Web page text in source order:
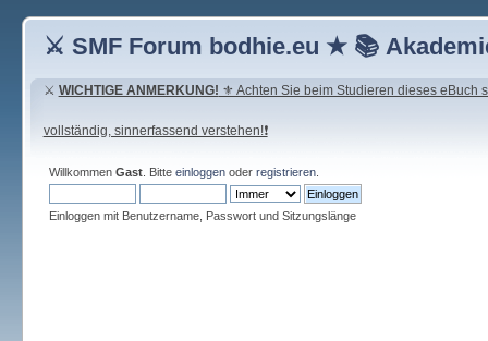
⚔ SMF Forum bodhie.eu ★ 📚
⚔ WICHTIGE ANMERKUNG! ⚜ Achten Sie beim Studieren dieses eBuch
vollständig, sinnerfassend verstehen!❗
Willkommen Gast. Bitte einloggenoder registrieren.
Einloggen mit Benutzername, Passwort und Sitzungslänge